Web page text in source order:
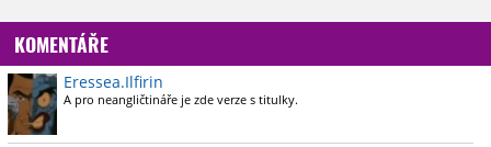
KOMENTÁŘE
Eressea.Ilfirin
A pro neangličtináře je zde verze s titulky.